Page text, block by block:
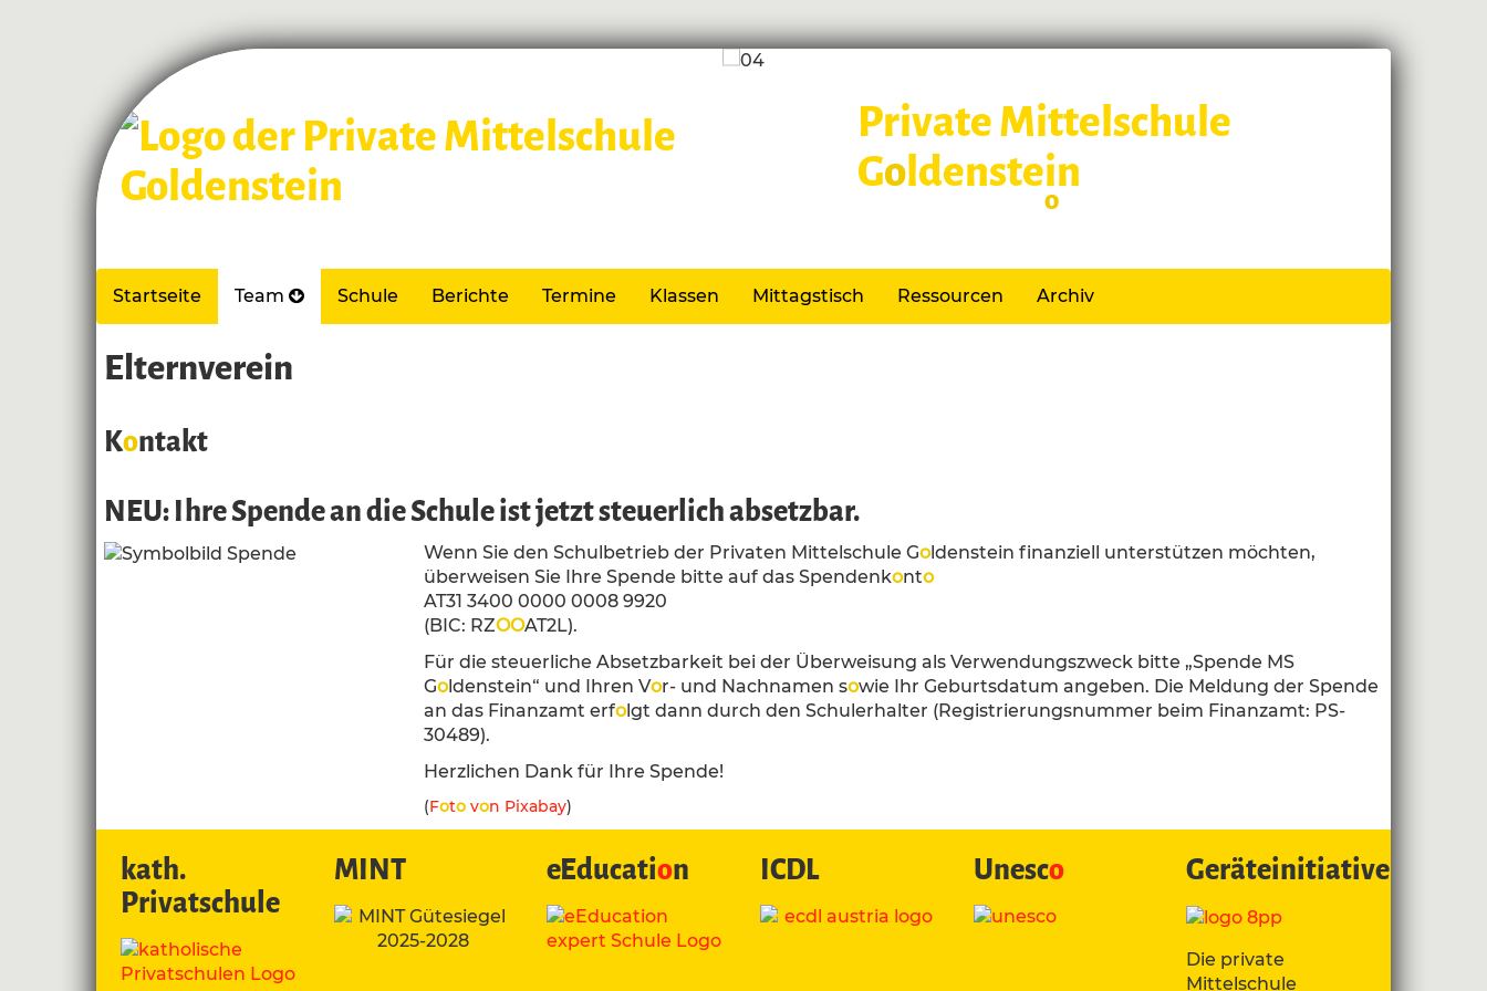
Private Mittelschule
Goldenstein
Lernen im Schlo
Startseite Team Schule Berichte Termine Klassen Mittagstisch Ressourcen Archiv
Elternverein
Kontakt
NEU: Ihre Spende an die Schule ist jetzt steuerlich absetzbar.
Wenn Sie den Schulbetrieb der Privaten Mittelschule Goldenstein finanziell unterstützen möchten,
überweisen Sie Ihre Spende bitte auf das Spendenkonto
AT31 3400 0000 0008 9920
(BIC: RZOOAT2L).
Für die steuerliche Absetzbarkeit bei der Überweisung als Verwendungszweck bitte „Spende MS
Goldenstein“ und Ihren Vor- und Nachnamen sowie Ihr Geburtsdatum angeben. Die Meldung der Spende
an das Finanzamt erfolgt dann durch den Schulerhalter (Registrierungsnummer beim Finanzamt: PS-
30489).
Herzlichen Dank für Ihre Spende!
(Foto von Pixabay)
kath.
Privatschule
MINT eEducation ICDL Unesco Geräteinitiative
Die private
Mittelschule